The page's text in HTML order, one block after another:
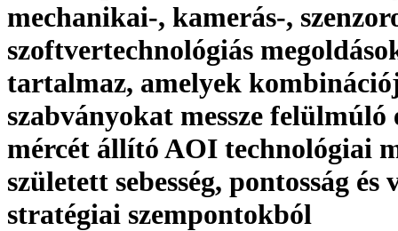
mechanikai-, kamerás-,
szoftvertechnológiás
tartalmaz, amelyek
szabványokat messze felülmúló
mércét állító AOI technológiai
született sebesség, pontosság és
stratégiai szempontokból